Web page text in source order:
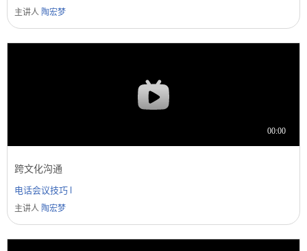
主讲人 陶宏梦
跨文化沟通
电话会议技巧 I
主讲人 陶宏梦